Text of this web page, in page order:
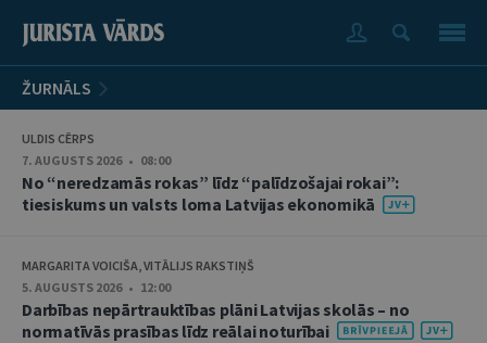
ŽURNĀLS
ULDIS CĒRPS
7. AUGUSTS 2026 • 08:00
No “neredzamās rokas” līdz “palīdzošajai rokai”:
tiesiskums un valsts loma Latvijas ekonomikā
MARGARITA VOICIŠA, VITĀLIJS RAKSTIŅŠ
5. AUGUSTS 2026 • 12:00
Darbības nepārtrauktības plāni Latvijas skolās – no
normatīvās prasības līdz reālai noturībai